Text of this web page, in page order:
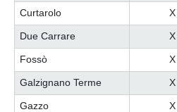
Curtarolo X
Due Carrare X
Fossò X
Galzignano Terme X
Gazzo X